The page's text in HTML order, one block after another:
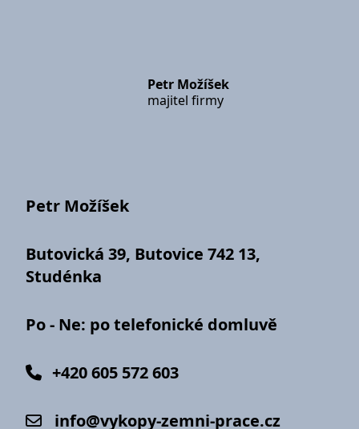
Petr Možíšek
majitel firmy
Petr Možíšek
Butovická 39, Butovice 742 13,
Studénka
Po - Ne: po telefonické domluvě
+420 605 572 603
info@vykopy-zemni-prace.cz